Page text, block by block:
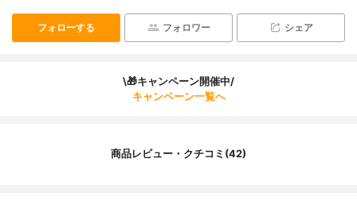
フォローする フォロワー シェア
\🎁キャンペーン開催中/
キャンペーン一覧へ
商品レビュー・クチコミ(42)